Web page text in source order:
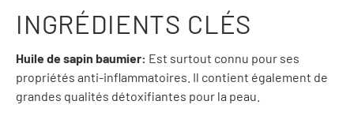
INGRÉDIENTS CLÉS
Huile de sapin baumier: Est surtout connu pour ses
propriétés anti-inflammatoires. Il contient également de
grandes qualités détoxifiantes pour la peau.